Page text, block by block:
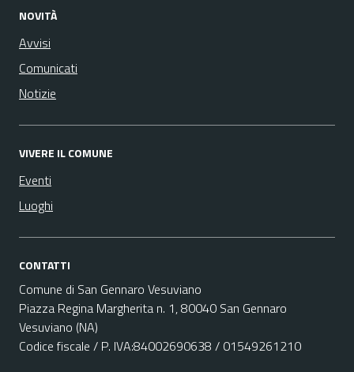
NOVITÀ
Avvisi
Comunicati
Notizie
VIVERE IL COMUNE
Eventi
Luoghi
CONTATTI
Comune di San Gennaro Vesuviano
Piazza Regina Margherita n. 1, 80040 San Gennaro
Vesuviano (NA)
Codice fiscale / P. IVA:84002690638 / 01549261210